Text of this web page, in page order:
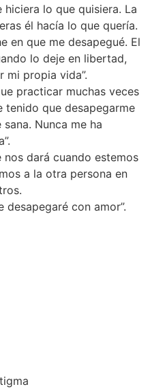
lo que quisiera. La
él hacía lo que quería.
en que me desapegué. El
lo deje en libertad,
mi propia vida”.
practicar muchas veces
tenido que desapegarme
Nunca me ha
nos dará cuando estemos
a la otra persona en
desapegaré con amor”.